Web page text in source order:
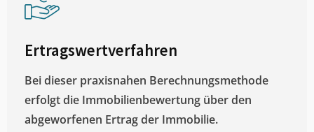
Ertragswertverfahren
Bei dieser praxisnahen Berechnungsmethode
erfolgt die Immobilienbewertung über den
abgeworfenen Ertrag der Immobilie.